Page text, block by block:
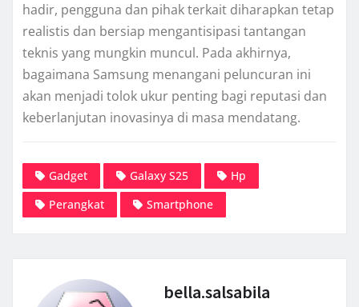
hadir, pengguna dan pihak terkait diharapkan tetap
realistis dan bersiap mengantisipasi tantangan
teknis yang mungkin muncul. Pada akhirnya,
bagaimana Samsung menangani peluncuran ini
akan menjadi tolok ukur penting bagi reputasi dan
keberlanjutan inovasinya di masa mendatang.
Gadget Galaxy S25
Hp
Perangkat
Smartphone
bella.salsabila